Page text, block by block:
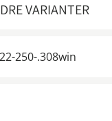
VARIANTER
250-.308win